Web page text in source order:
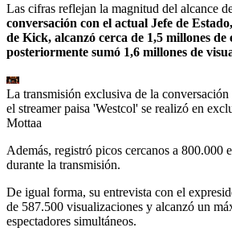
Las cifras reflejan la magnitud del alcance
conversación con el actual Jefe de
de Kick, alcanzó cerca de 1,5 millones de
posteriormente sumó 1,6 millones de
La transmisión exclusiva de la
el streamer paisa 'Westcol' se realizó en
Mottaa
Además, registró picos cercanos a 800.000
durante la transmisión.
De igual forma, su entrevista con el
de 587.500 visualizaciones y alcanzó un
espectadores simultáneos.